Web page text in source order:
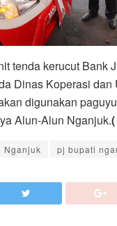
tenda kerucut Bank
Dinas Koperasi dan
digunakan
Alun-Alun Nganjuk.
Nganjuk pj bupati